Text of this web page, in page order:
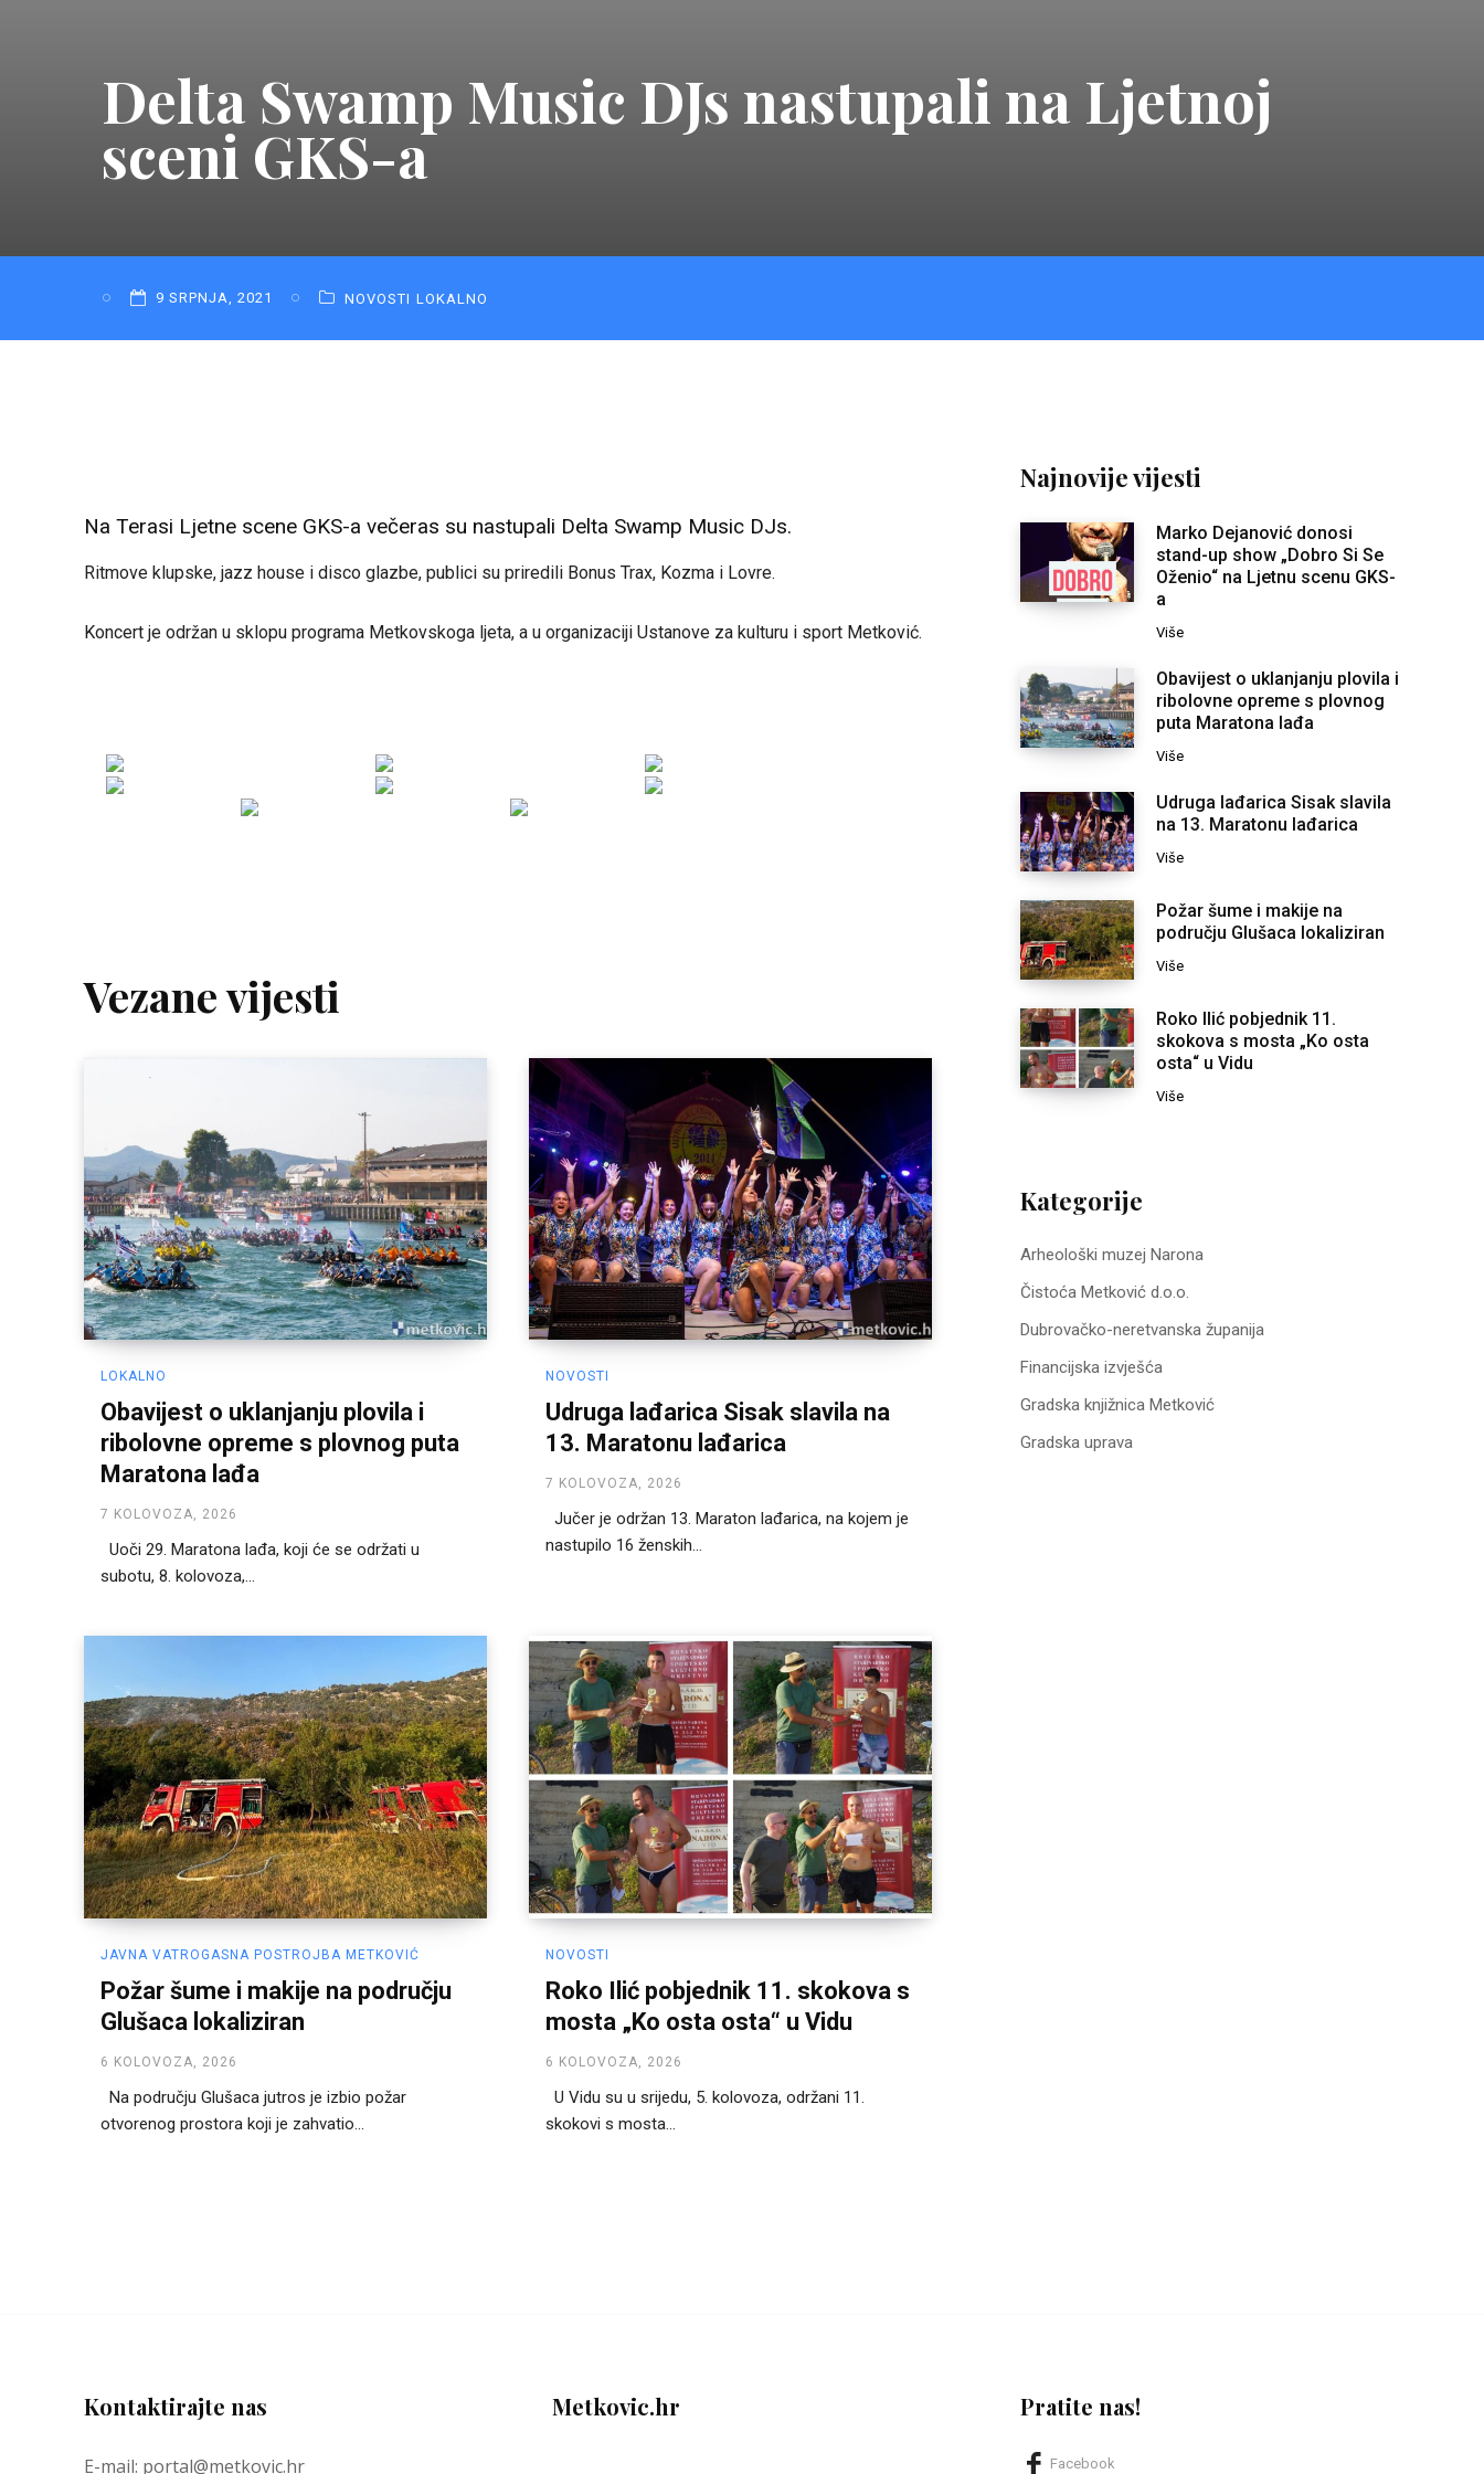
Delta Swamp Music DJs nastupali na Ljetnoj
sceni GKS-a
9 SRPNJA, 2021 NOVOSTI LOKALNO
Na Terasi Ljetne scene GKS-a večeras su nastupali Delta Swamp Music DJs.
Ritmove klupske, jazz house i disco glazbe, publici su priredili Bonus Trax, Kozma i Lovre.
Koncert je održan u sklopu programa Metkovskoga ljeta, a u organizaciji Ustanove za kulturu i sport Metković.
Vezane vijesti
LOKALNO
Obavijest o uklanjanju plovila i
ribolovne opreme s plovnog puta
Maratona lađa
7 KOLOVOZA, 2026
Uoči 29. Maratona lađa, koji će se održati u
subotu, 8. kolovoza,...
NOVOSTI
Udruga lađarica Sisak slavila na
13. Maratonu lađarica
7 KOLOVOZA, 2026
Jučer je održan 13. Maraton lađarica, na kojem je
nastupilo 16 ženskih...
JAVNA VATROGASNA POSTROJBA METKOVIĆ
Požar šume i makije na području
Glušaca lokaliziran
6 KOLOVOZA, 2026
Na području Glušaca jutros je izbio požar
otvorenog prostora koji je zahvatio...
NOVOSTI
Roko Ilić pobjednik 11. skokova s
mosta „Ko osta osta“ u Vidu
6 KOLOVOZA, 2026
U Vidu su u srijedu, 5. kolovoza, održani 11.
skokovi s mosta...
Najnovije vijesti
Marko Dejanović donosi
stand-up show „Dobro Si Se
Oženio“ na Ljetnu scenu GKS-
a
Više
Obavijest o uklanjanju plovila i
ribolovne opreme s plovnog
puta Maratona lađa
Više
Udruga lađarica Sisak slavila
na 13. Maratonu lađarica
Više
Požar šume i makije na
području Glušaca lokaliziran
Više
Roko Ilić pobjednik 11.
skokova s mosta „Ko osta
osta“ u Vidu
Više
Kategorije
Arheološki muzej Narona
Čistoća Metković d.o.o.
Dubrovačko-neretvanska županija
Financijska izvješća
Gradska knjižnica Metković
Gradska uprava
Kontaktirajte nas
E-mail: portal@metkovic.hr
Metkovic.hr Pratite nas!
Facebook